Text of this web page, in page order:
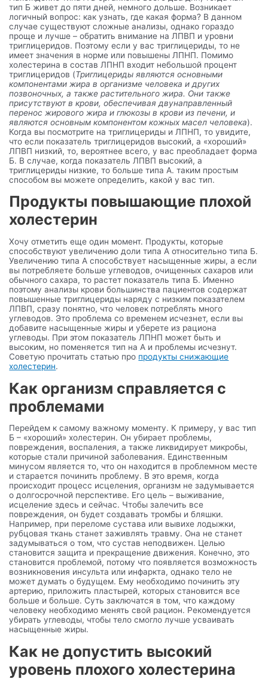
тип Б живет до пяти дней, немного дольше. Возникает
логичный вопрос: как узнать, где какая форма? В данном
случае существуют сложные анализы, однако гораздо
проще и лучше – обратить внимание на ЛПВП и уровни
триглицеридов. Поэтому если у вас триглицериды, то не
имеет значения в норме или повышены ЛПНП. Помимо
холестерина в состав ЛПНП входит небольшой процент
триглицеридов (Триглицериды являются основными
компонентами жира в организме человека и других
позвоночных, а также растительного жира. Они также
присутствуют в крови, обеспечивая двунаправленный
перенос жирового жира и глюкозы в крови из печени, и
являются основным компонентом кожных масел человека).
Когда вы посмотрите на триглицериды и ЛПНП, то увидите,
что если показатель триглицеридов высокий, а «хороший»
ЛПВП низкий, то, вероятнее всего, у вас преобладает форма
Б. В случае, когда показатель ЛПВП высокий, а
триглицериды низкие, то больше типа А. таким простым
способом вы можете определить, какой у вас тип.
Продукты повышающие плохой
холестерин
Хочу отметить еще один момент. Продукты, которые
способствуют увеличению доли типа А относительно типа Б.
Увеличению типа А способствует насыщенные жиры, а если
вы потребляете больше углеводов, очищенных сахаров или
обычного сахара, то растет показатель типа Б. Именно
поэтому анализы крови большинства пациентов содержат
повышенные триглицериды наряду с низким показателем
ЛПВП, сразу понятно, что человек потреблять много
углеводов. Это проблема со временем исчезнет, если вы
добавите насыщенные жиры и уберете из рациона
углеводы. При этом показатель ЛПНП может быть и
высоким, но поменяется тип на А и проблемы исчезнут.
Советую прочитать статью про продукты снижающие
холестерин.
Как организм справляется с
проблемами
Перейдем к самому важному моменту. К примеру, у вас тип
Б – «хороший» холестерин. Он убирает проблемы,
повреждения, воспаления, а также ликвидирует микробы,
которые стали причиной заболевания. Единственным
минусом является то, что он находится в проблемном месте
и старается починить проблему. В это время, когда
происходит процесс исцеления, организм не задумывается
о долгосрочной перспективе. Его цель – выживание,
исцеление здесь и сейчас. Чтобы залечить все
повреждения, он будет создавать тромбы и бляшки.
Например, при переломе сустава или вывихе лодыжки,
рубцовая ткань станет заживлять травму. Она не станет
задумываться о том, что сустав неподвижен. Целью
становится защита и прекращение движения. Конечно, это
становится проблемой, потому что появляется возможность
возникновения инсульта или инфаркта, однако тело не
может думать о будущем. Ему необходимо починить эту
артерию, приложить пластырей, которых становится все
больше и больше. Суть заключатся в том, что каждому
человеку необходимо менять свой рацион. Рекомендуется
убирать углеводы, чтобы тело смогло лучше усваивать
насыщенные жиры.
Как не допустить высокий
уровень плохого холестерина